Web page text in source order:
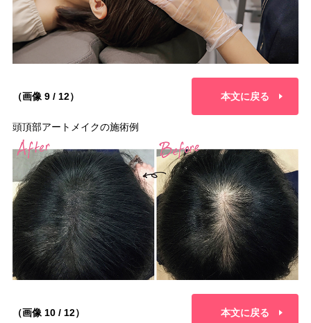
（画像 9 / 12） 本文に戻る
頭頂部アートメイクの施術例
（画像 10 / 12） 本文に戻る